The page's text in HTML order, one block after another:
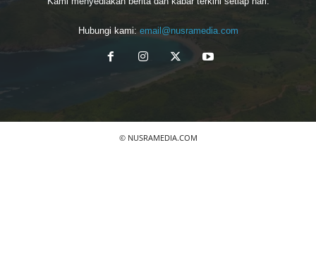
Hubungi kami: email@nusramedia.com
© NUSRAMEDIA.COM